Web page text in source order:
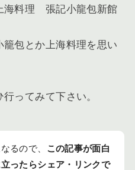
海料理 張記小龍包新館
包とか上海料理を思い
ってみて下さい。
るので、 この記事が面白
ったらシェア・リンクで